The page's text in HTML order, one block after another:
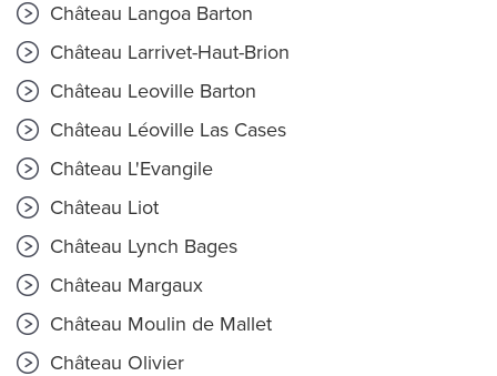
Château Langoa Barton
Château Larrivet-Haut-Brion
Château Leoville Barton
Château Léoville Las Cases
Château L'Evangile
Château Liot
Château Lynch Bages
Château Margaux
Château Moulin de Mallet
Château Olivier